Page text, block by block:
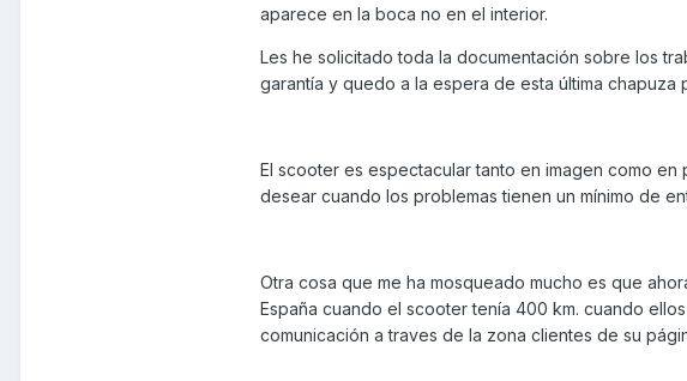
aparece en la boca no en el interior.
Les he solicitado toda la documentación sobre los
garantía y quedo a la espera de esta última
El scooter es espectacular tanto en imagen como
desear cuando los problemas tienen un mínimo de
Otra cosa que me ha mosqueado mucho es que
España cuando el scooter tenía 400 km. cuando
comunicación a traves de la zona clientes de su